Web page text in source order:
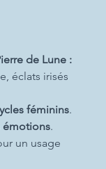
de Lune :
éclats irisés
féminins.
émotions.
un usage